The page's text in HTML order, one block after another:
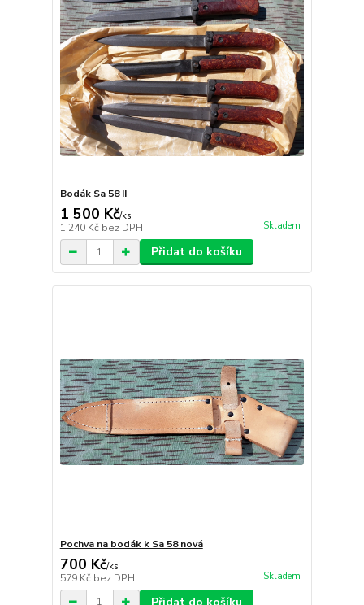
Bodák Sa 58 II
1 500 Kč/ks
1 240 Kč bez DPH Skladem
Přidat do košíku
Pochva na bodák k Sa 58 nová
700 Kč/ks
579 Kč bez DPH Skladem
Přidat do košíku